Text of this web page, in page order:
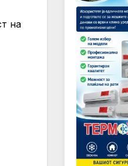
на